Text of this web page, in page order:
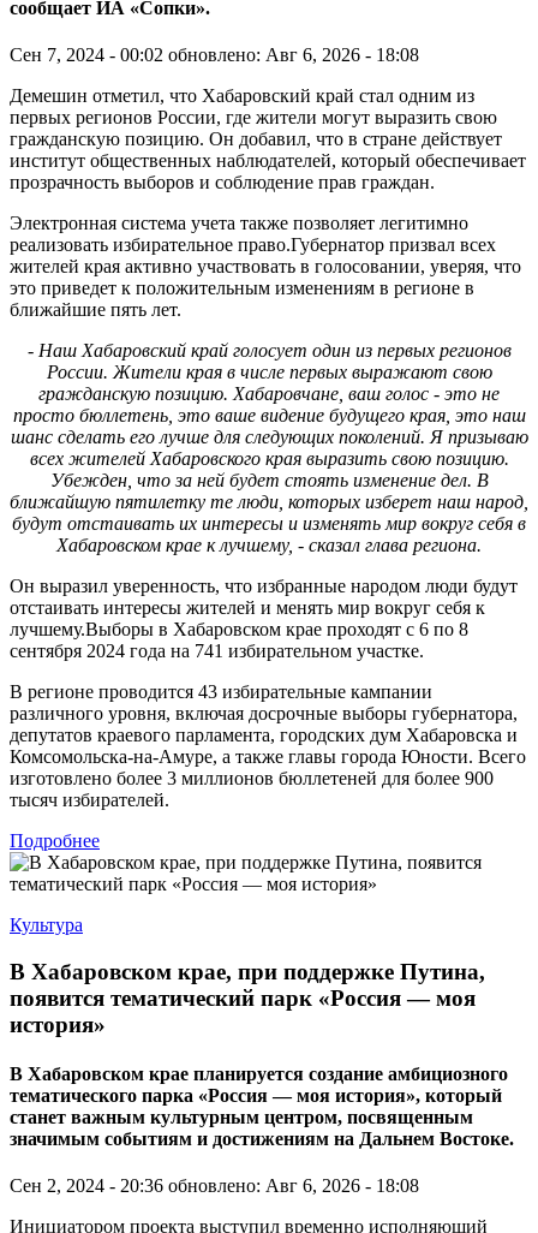
сообщает ИА «Сопки».
Сен 7, 2024 - 00:02 обновлено: Авг 6, 2026 - 18:08
Демешин отметил, что Хабаровский край стал одним из
первых регионов России, где жители могут выразить свою
гражданскую позицию. Он добавил, что в стране действует
институт общественных наблюдателей, который обеспечивает
прозрачность выборов и соблюдение прав граждан.
Электронная система учета также позволяет легитимно
реализовать избирательное право.Губернатор призвал всех
жителей края активно участвовать в голосовании, уверяя, что
это приведет к положительным изменениям в регионе в
ближайшие пять лет.
- Наш Хабаровский край голосует один из первых регионов
России. Жители края в числе первых выражают свою
гражданскую позицию. Хабаровчане, ваш голос - это не
просто бюллетень, это ваше видение будущего края, это наш
шанс сделать его лучше для следующих поколений. Я призываю
всех жителей Хабаровского края выразить свою позицию.
Убежден, что за ней будет стоять изменение дел. В
ближайшую пятилетку те люди, которых изберет наш народ,
будут отстаивать их интересы и изменять мир вокруг себя в
Хабаровском крае к лучшему, - сказал глава региона.
Он выразил уверенность, что избранные народом люди будут
отстаивать интересы жителей и менять мир вокруг себя к
лучшему.Выборы в Хабаровском крае проходят с 6 по 8
сентября 2024 года на 741 избирательном участке.
В регионе проводится 43 избирательные кампании
различного уровня, включая досрочные выборы губернатора,
депутатов краевого парламента, городских дум Хабаровска и
Комсомольска-на-Амуре, а также главы города Юности. Всего
изготовлено более 3 миллионов бюллетеней для более 900
тысяч избирателей.
Подробнее
Культура
В Хабаровском крае, при поддержке Путина,
появится тематический парк «Россия — моя
история»
В Хабаровском крае планируется создание амбициозного
тематического парка «Россия — моя история», который
станет важным культурным центром, посвященным
значимым событиям и достижениям на Дальнем Востоке.
Сен 2, 2024 - 20:36 обновлено: Авг 6, 2026 - 18:08
Инициатором проекта выступил временно исполняющий